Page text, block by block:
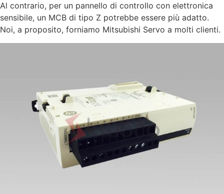
Al contrario, per un pannello di controllo con elettronica
sensibile, un MCB di tipo Z potrebbe essere più adatto.
Noi, a proposito, forniamo Mitsubishi Servo a molti clienti.